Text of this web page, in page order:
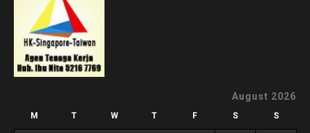
August 2026
M T W T F S S